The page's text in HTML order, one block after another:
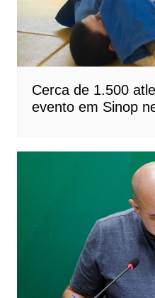
Cerca de 1.500
evento em Sinop